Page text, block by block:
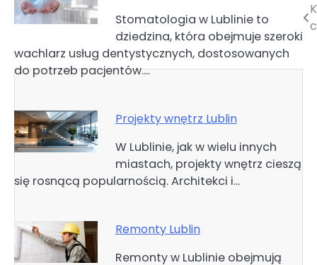
Stomatologia w Lublinie to
dziedzina, która obejmuje szeroki
wachlarz usług dentystycznych, dostosowanych
do potrzeb pacjentów.…
Projekty wnętrz Lublin
W Lublinie, jak w wielu innych
miastach, projekty wnętrz cieszą
się rosnącą popularnością. Architekci i…
Remonty Lublin
Remonty w Lublinie obejmują
Nawigacja